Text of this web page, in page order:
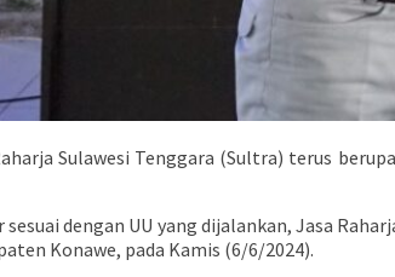
Sulawesi Tenggara (Sultra) terus
dengan UU yang dijalankan, Jasa
Konawe, pada Kamis (6/6/2024).